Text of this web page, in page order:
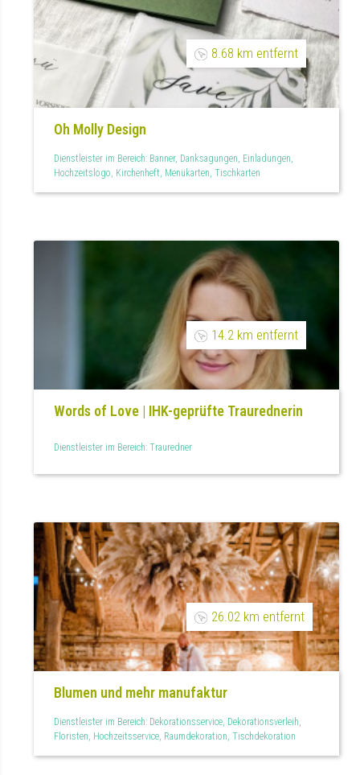
8.68 km entfernt
Oh Molly Design
Dienstleister im Bereich: Banner, Danksagungen, Einladungen,
Hochzeitslogo, Kirchenheft, Menükarten, Tischkarten
14.2 km entfernt
Words of Love | IHK-geprüfte Traurednerin
Dienstleister im Bereich: Trauredner
26.02 km entfernt
Blumen und mehr manufaktur
Dienstleister im Bereich: Dekorationsservice, Dekorationsverleih,
Floristen, Hochzeitsservice, Raumdekoration, Tischdekoration